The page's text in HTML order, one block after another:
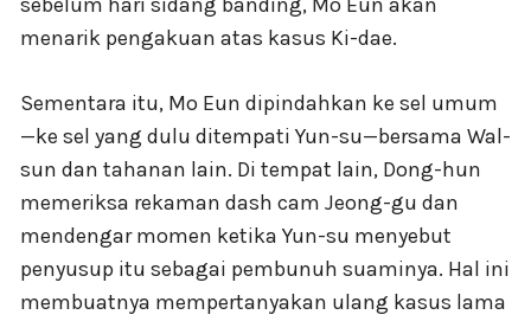
menarik pengakuan atas kasus Ki-dae.
Sementara itu, Mo Eun dipindahkan ke sel umum
—ke sel yang dulu ditempati Yun-su—bersama Wal-
sun dan tahanan lain. Di tempat lain, Dong-hun
memeriksa rekaman dash cam Jeong-gu dan
mendengar momen ketika Yun-su menyebut
penyusup itu sebagai pembunuh suaminya. Hal ini
membuatnya mempertanyakan ulang kasus lama